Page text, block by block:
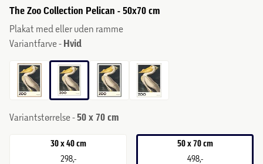
The Zoo Collection Pelican - 50x70 cm
Plakat med eller uden ramme
Variantfarve - Hvid
Variantstørrelse - 50 x 70 cm
30 x 40 cm
298,-
50 x 70 cm
498,-